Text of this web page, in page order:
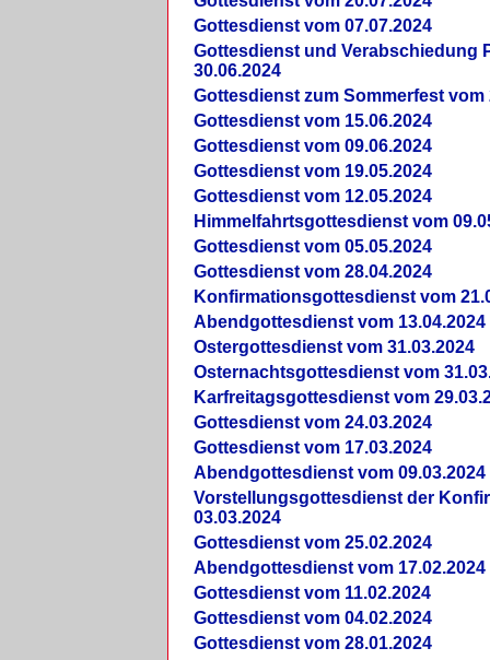
Gottesdienst vom 07.07.2024
Gottesdienst und Verabschiedung
30.06.2024
Gottesdienst zum Sommerfest vom
Gottesdienst vom 15.06.2024
Gottesdienst vom 09.06.2024
Gottesdienst vom 19.05.2024
Gottesdienst vom 12.05.2024
Himmelfahrtsgottesdienst vom
Gottesdienst vom 05.05.2024
Gottesdienst vom 28.04.2024
Konfirmationsgottesdienst vom
Abendgottesdienst vom 13.04.2024
Ostergottesdienst vom 31.03.2024
Osternachtsgottesdienst vom
Karfreitagsgottesdienst vom
Gottesdienst vom 24.03.2024
Gottesdienst vom 17.03.2024
Abendgottesdienst vom 09.03.2024
Vorstellungsgottesdienst der
03.03.2024
Gottesdienst vom 25.02.2024
Abendgottesdienst vom 17.02.2024
Gottesdienst vom 11.02.2024
Gottesdienst vom 04.02.2024
Gottesdienst vom 28.01.2024